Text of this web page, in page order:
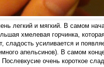
легкий и мягкий. В самом
хмелевая горчинка,
сладость усиливается и
апельсинов). В самом
очень короткое